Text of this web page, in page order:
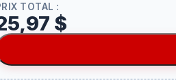
TOTAL :
$